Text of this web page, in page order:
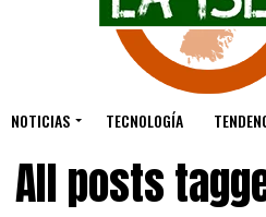
NOTICIAS TECNOLOGÍA
All posts